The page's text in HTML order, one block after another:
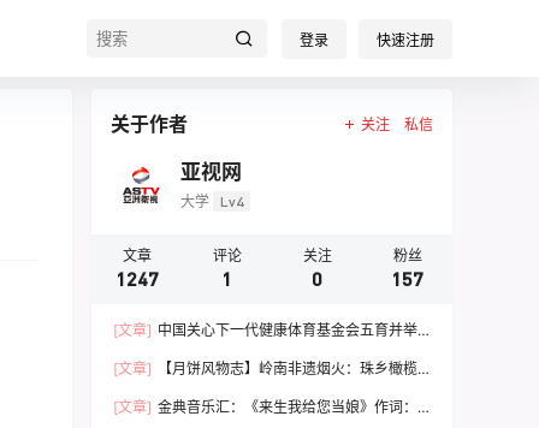
登录 快速注册
关于作者 关注 私信
亚视网
大学 Lv4
文章
1247
评论
1
关注
0
粉丝
157
[文章] 中国关心下一代健康体育基金会五育并举
[文章]
【月饼风物志】岭南非遗烟火：珠乡橄榄
[文章] 金典音乐汇：《来生我给您当娘》作词：